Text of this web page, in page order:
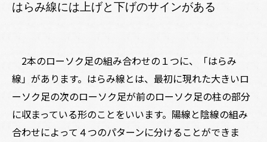
はらみ線には上げと下げのサインがある
2本のローソク足の組み合わせの１つに、「はらみ
線」があります。はらみ線とは、最初に現れた大きいロ
ーソク足の次のローソク足が前のローソク足の柱の部分
に収まっている形のことをいいます。陽線と陰線の組み
合わせによって４つのパターンに分けることができま